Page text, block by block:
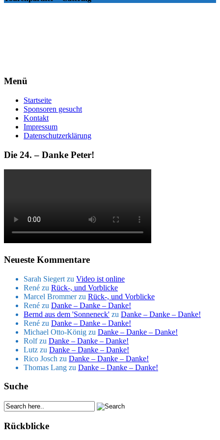
Menü
Startseite
Sponsoren gesucht
Kontakt
Impressum
Datenschutzerklärung
Die 24. – Danke Peter!
Neueste Kommentare
Sarah Siegert zu Video ist online
René zu Rück-, und Vorblicke
Marcel Brommerzu Rück-, und Vorblicke
René zu Danke – Danke – Danke!
Bernd aus dem 'Sonneneck' zu Danke – Danke – Danke!
René zu Danke – Danke – Danke!
Michael Otto-König zu Danke – Danke – Danke!
Rolfzu Danke – Danke – Danke!
Lutz zu Danke – Danke – Danke!
Rico Josch zu Danke – Danke – Danke!
Thomas Lang zu Danke – Danke – Danke!
Suche
Rückblicke